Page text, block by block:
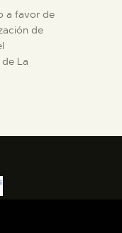
a favor de
de
La